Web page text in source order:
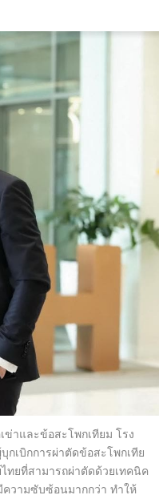
ข่าและข้อสะโพกเทียม โรง
กเบิกการผ่าตัดข้อสะโพกเทีย
ทยที่สามารถผ่าตัดด้วยเทคนิค
ความซับซ้อนมากกว่า ทำให้